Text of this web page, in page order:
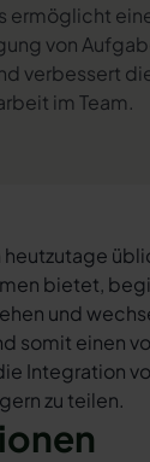
ermöglicht
von
verbessert
im Team.
bietet,
und
somit einen
Integration
zu teilen.